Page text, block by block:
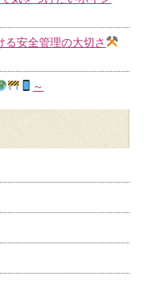
る安全管理の大切さ
～